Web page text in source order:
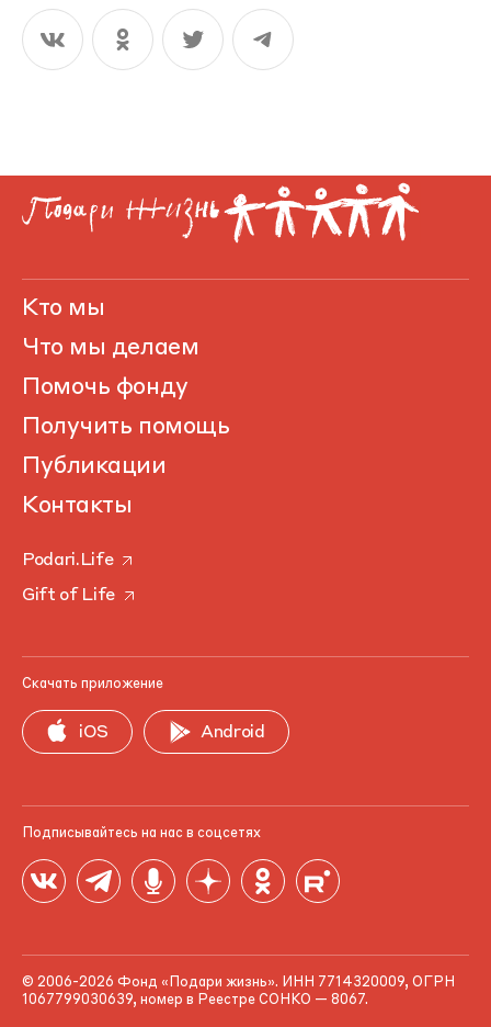
Кто мы
Что мы делаем
Помочь фонду
Получить помощь
Публикации
Контакты
Podari.Life
Gift of Life
Скачать приложение
iOS Android
Подписывайтесь на нас в соцсетях
© 2006-2026 Фонд «Подари жизнь». ИНН 7714320009, ОГРН
1067799030639, номер в Реестре СОНКО — 8067.